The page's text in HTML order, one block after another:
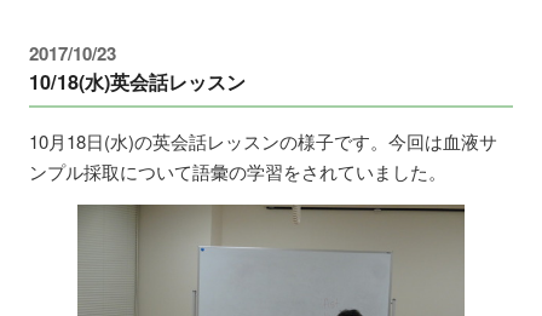
2017/10/23
10/18(水)英会話レッスン
10月18日(水)の英会話レッスンの様子です。今回は血液サ
ンプル採取について語彙の学習をされていました。